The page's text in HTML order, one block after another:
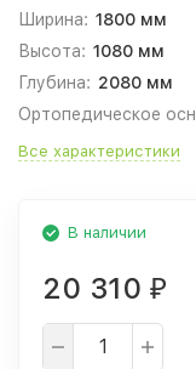
Ширина: 1800 мм
Высота: 1080 мм
Глубина: 2080 мм
Ортопедическое
Все характеристики
В наличии
20 310 ₽